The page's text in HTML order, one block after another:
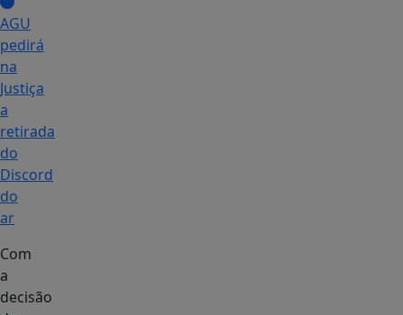
AGU
pedirá
na
Justiça
a
retirada
do
Discord
do
ar
Com
a
decisão